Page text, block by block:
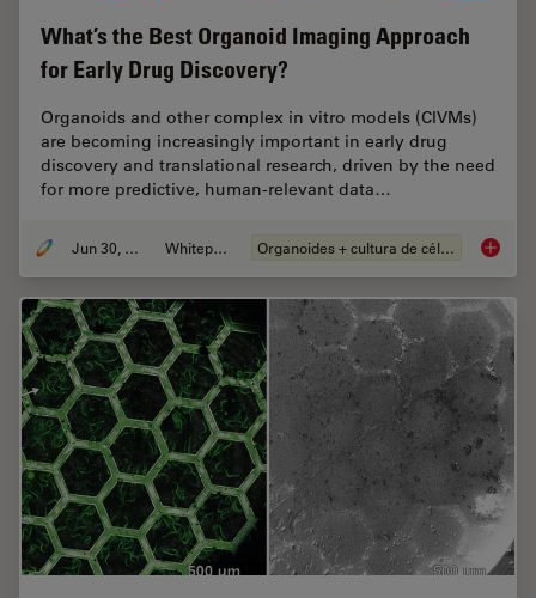
What’s the Best Organoid Imaging Approach
for Early Drug Discovery?
Organoids and other complex in vitro models (CIVMs)
are becoming increasingly important in early drug
discovery and translational research, driven by the need
for more predictive, human-relevant data…
Jun 30, 2026 Whitepaper Organoides + cultura de células 3D